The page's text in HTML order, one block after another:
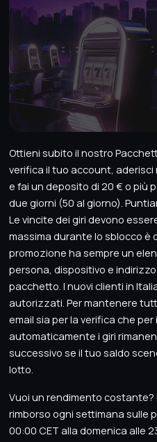
Ottieni subito il nostro
verifica il tuo account,
e fai un deposito di 20 € o più
due giorni (50 al giorno).
Le vincite dei giri devono
massima durante lo sblocco è
promozione ha sempre un
persona, dispositivo e
pacchetto. I nuovi clienti in
autorizzati. Per mantenere
email sia per la verifica che
automaticamente i giri
successivo se il tuo saldo
lotto.
Vuoi un rendimento
rimborso ogni settimana sulle
00:00 CET alla domenica alle